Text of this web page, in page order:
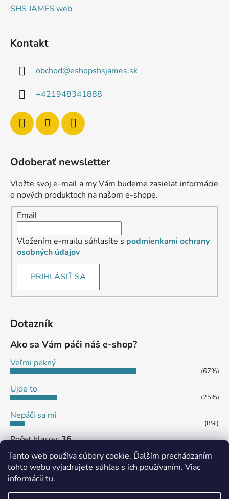
Tento web používa súbory cookie. Ďalším prechádzaním
tohto webu vyjadrujete súhlas s ich používaním. Viac
informáciítu.
SHS JAMES web
Kontakt
obchod@eshopshsjames.sk
+421948341888
Odoberať newsletter
Vložte svoj e-mail a my Vám budeme zasielať informácie
o nových produktoch na našom e-shope.
Email
Vložením e-mailu súhlasíte s podmienkami ochrany
osobných údajov
PRIHLÁSIŤ SA
Dotazník
Ako sa Vám páči náš e-shop?
Veľmi pekný
(67%)
Ujde to
(25%)
Nepáči sa mi
(8%)
Počet hlasov:36
MôjPrvýEshop.sk Shoptet.sk